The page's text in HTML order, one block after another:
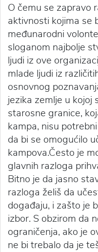
O čemu se zapravo
aktivnosti kojima se
međunarodni
sloganom najbolje
ljudi iz ove
mlade ljudi iz
osnovnog
jezika zemlje u kojoj
starosne granice,
kampa, nisu
da bi se omogućilo
kampova.Često je
glavnih razloga
Bitno je da jasno
razloga želiš da
događaju, i zašto je
izbor. S obzirom da
ograničenja, ako je
ne bi trebalo da je